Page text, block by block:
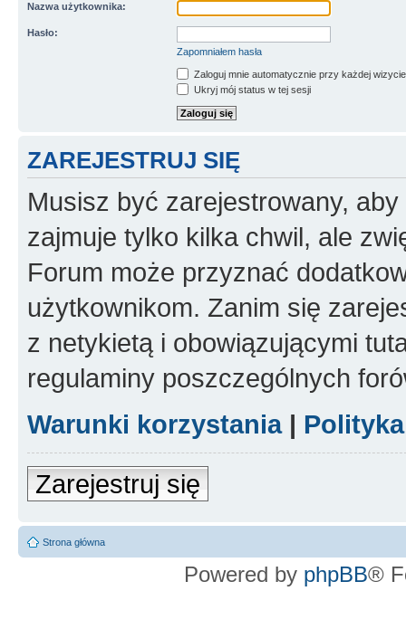
Nazwa użytkownika:
Hasło:
Zapomniałem hasła
Zaloguj mnie automatycznie przy każdej wizycie
Ukryj mój status w tej sesji
ZAREJESTRUJ SIĘ
Musisz być zarejestrowany,
zajmuje tylko kilka chwil, ale
Forum może przyznać
użytkownikom. Zanim się
z netykietą i obowiązującymi
regulaminy poszczególnych
Warunki korzystania|
Zarejestruj się
Strona główna
Powered by phpBB®